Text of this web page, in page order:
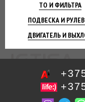
ТО И ФИЛЬТРА
ПОДВЕСКА И
ДВИГАТЕЛЬ И